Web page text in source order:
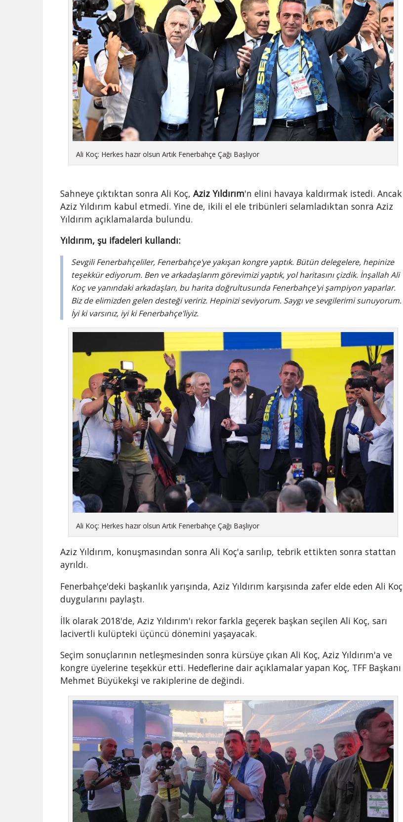
Ali Koç: Herkes hazır olsun Artık Fenerbahçe Çağı Başlıyor
Sahneye çıktıktan sonra Ali Koç,Aziz Yıldırım'n elini havaya kaldırmak istedi. Ancak
Aziz Yıldırım kabul etmedi. Yine de, ikili el ele tribünleri selamladıktan sonra Aziz
Yıldırım açıklamalarda bulundu.
Yıldırım, şu ifadeleri kullandı:
Sevgili Fenerbahçeliler, Fenerbahçe'ye yakışan kongre yaptık. Bütün delegelere, hepinize
teşekkür ediyorum. Ben ve arkadaşlarım görevimizi yaptık, yol haritasını çizdik. İnşallah Ali
Koç ve yanındaki arkadaşları, bu harita doğrultusunda Fenerbahçe'yi şampiyon yaparlar.
Biz de elimizden gelen desteği veririz. Hepinizi seviyorum. Saygı ve sevgilerimi sunuyorum.
İyi ki varsınız, iyi ki Fenerbahçe'liyiz.
Ali Koç: Herkes hazır olsun Artık Fenerbahçe Çağı Başlıyor
Aziz Yıldırım, konuşmasından sonra Ali Koç'a sarılıp, tebrik ettikten sonra stattan
ayrıldı.
Fenerbahçe'deki başkanlık yarışında, Aziz Yıldırım karşısında zafer elde eden Ali Koç
duygularını paylaştı.
İlk olarak 2018'de, Aziz Yıldırım'ı rekor farkla geçerek başkan seçilen Ali Koç, sarı
lacivertli kulüpteki üçüncü dönemini yaşayacak.
Seçim sonuçlarının netleşmesinden sonra kürsüye çıkan Ali Koç, Aziz Yıldırım'a ve
kongre üyelerine teşekkür etti. Hedeflerine dair açıklamalar yapan Koç, TFF Başkanı
Mehmet Büyükekşi ve rakiplerine de değindi.